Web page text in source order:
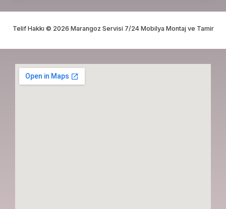
Telif Hakkı © 2026 Marangoz Servisi 7/24 Mobilya Montaj ve Tamir